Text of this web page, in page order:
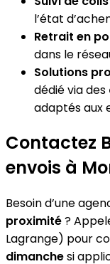
l’état
Retrait en
dans le
Solutions
dédié via des
adaptés aux
Contactez
envois à
Besoin d’une
proximité?
Lagrange) pour
dimanchesi